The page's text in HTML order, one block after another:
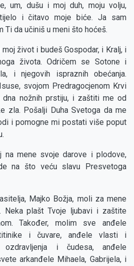
um, dušu i moj duh, moju volju,
i čitavo moje biće. Ja sam
Ti da učiniš u meni što hoćeš.
život i budeš Gospodar, i Kralj, i
života. Odričem se Sotone i
i njegovih ispraznih obećanja.
svojom Predragocjenom Krvi
nožnih prstiju, i zaštiti me od
zla. Pošalji Duha Svetoga da me
i pomogne mi postati više poput
na mene svoje darove i plodove,
na što veću slavu Presvetoga
Majko Božja, moli za mene
Neka plašt Tvoje ljubavi i zaštite
Također, molim sve anđele
i čuvare, anđele vlasti i
ozdravljenja i čudesa, anđele
arkanđele Mihaela, Gabrijela, i